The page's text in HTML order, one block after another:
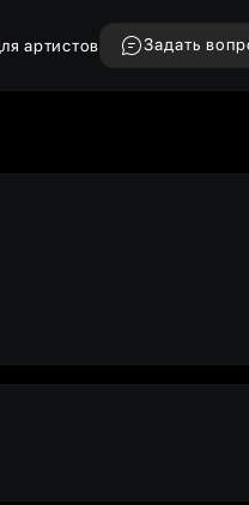
артистов Задать